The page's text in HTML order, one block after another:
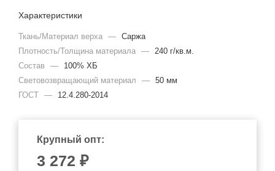
88-92/194-200
Характеристики
Ткань/Материал верха — Саржа
Плотность/Толщина материала — 240 г/кв.м.
Состав
—
100% ХБ
Световозвращающий материал
— 50 мм
ГОСТ — 12.4.280-2014
Крупный опт:
3 272 ₽